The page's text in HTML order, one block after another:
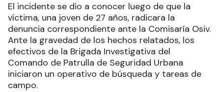
El incidente se dio a conocer luego de que la
víctima, una joven de 27 años, radicara la
denuncia correspondiente ante la Comisaría Osiv.
Ante la gravedad de los hechos relatados, los
efectivos de la Brigada Investigativa del
Comando de Patrulla de Seguridad Urbana
iniciaron un operativo de búsqueda y tareas de
campo.